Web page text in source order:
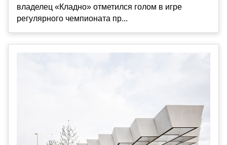
владелец «Кладно» отметился голом в игре
регулярного чемпионата пр...